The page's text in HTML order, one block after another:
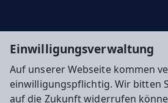
Einwilligungsverwaltung
Auf unserer Webseite kommen
einwilligungspflichtig. Wir bitten
auf die Zukunft widerrufen